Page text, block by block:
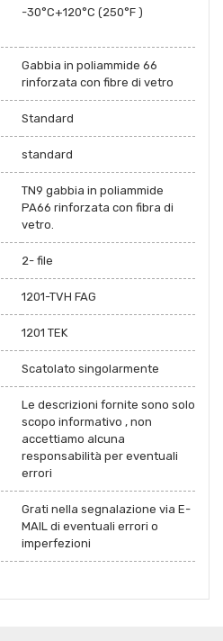
-30°C+120°C (250°F )
Gabbia in poliammide 66
rinforzata con fibre di vetro
Standard
standard
TN9 gabbia in poliammide
PA66 rinforzata con fibra di
vetro.
2- file
1201-TVH FAG
1201 TEK
Scatolato singolarmente
Le descrizioni fornite sono solo
scopo informativo , non
accettiamo alcuna
responsabilità per eventuali
errori
Grati nella segnalazione via E-
MAIL di eventuali errori o
imperfezioni